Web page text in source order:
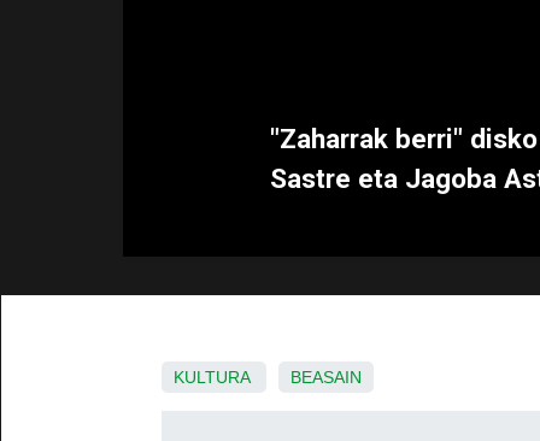
"Zaharrak berri"
Sastre eta Jagoba
KULTURA BEASAIN